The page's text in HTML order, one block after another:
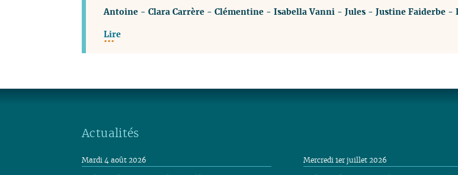
Antoine- Clara Carrère- Clémentine- Isabella Vanni- Jules- Justine Faiderbe-
Lire
Actualités
Mardi 4 août 2026 Mercredi 1er juillet 2026